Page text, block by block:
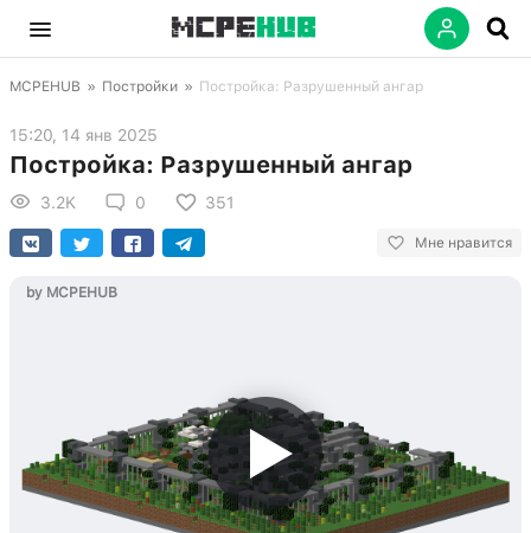
MCPEHUB » Постройки » Постройка: Разрушенный ангар
15:20, 14 янв 2025
Постройка: Разрушенный ангар
3.2K 0 351
Мне нравится
by MCPEHUB